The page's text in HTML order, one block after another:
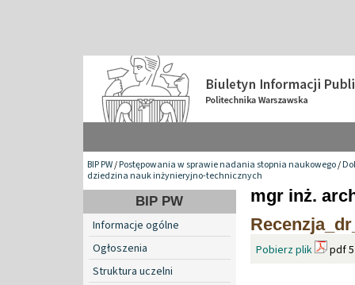
BIP PW/Postępowania w sprawie nadania stopnia naukowego/
dziedzina nauk inżynieryjno-technicznych
BIP PW
Informacje ogólne
Ogłoszenia
Struktura uczelni
mgr inż.
Pobierz plik pdf